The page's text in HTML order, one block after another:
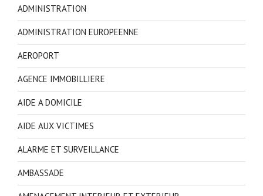
ADMINISTRATION
ADMINISTRATION EUROPEENNE
AEROPORT
AGENCE IMMOBILLIERE
AIDE A DOMICILE
AIDE AUX VICTIMES
ALARME ET SURVEILLANCE
AMBASSADE